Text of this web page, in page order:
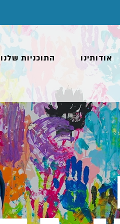
התוכניות שלנו אודותינו